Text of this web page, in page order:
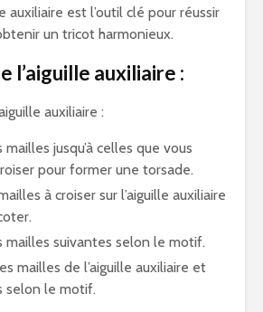
auxiliaire est l’outil clé pour réussir
un tricot harmonieux.
l’aiguille auxiliaire :
auxiliaire :
jusqu’à celles que vous
pour former une torsade.
à croiser sur l’aiguille auxiliaire
mailles suivantes selon le motif.
mailles de l’aiguille auxiliaire et
selon le motif.